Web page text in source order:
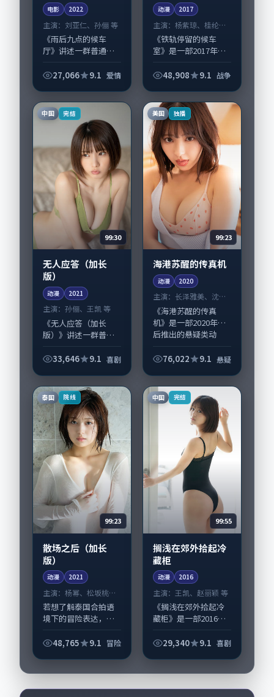
电影 2022
主演： 刘亚仁、孙俪 等
《雨后九点的候车
厅》讲述一群普通人
写人生轨迹的故事，
导演文牧野擅长留白
叙事，刘亚仁、孙俪
27,066 9.1 爱情
动漫 2017
主演：杨紫琼、桂纶镁
等
《铁轨停留的候车
室》是一部2017年前
漫，由庵野秀明执
等演员亦参与重要戏
份。故事围绕当代都
市中...
48,908 9.1 战争
中国 完结
99:30
无人应答（加长
版）
动漫 2021
主演： 孙俪、王凯 等
《无人应答（加长
版）》讲述一群普通
改写人生轨迹的故
头。导演是枝裕和擅
长留白叙事，孙俪、
王凯...
33,646 9.1 喜剧
美国 独播
99:23
海港苏醒的传真机
动漫 2020
主演： 长泽雅美、沈腾
等
《海港苏醒的传真
机》是一部2020年前
后推出的悬疑类动
长泽雅美、沈腾，孔
围绕当代都市中的抉...
76,022 9.1 悬疑
泰国 院线
99:23
散场之后（加长
版）
动漫 2021
主演： 杨幂、松坂桃李
等
若想了解泰国合拍语
境下的冒险表达，
版）》值得关注：剧
幂、松坂桃李与配角
群戏并重。影片2021
48,765 9.1 冒险
中国 完结
99:55
搁浅在郊外拾起冷
藏柜
动漫 2016
主演： 王凯、赵丽颖 等
《搁浅在郊外拾起冷
藏柜》是一部2016年
漫，由刁亦男执导，
与重要戏份。故事围
绕当代都市中的抉...
29,340 9.1 喜剧